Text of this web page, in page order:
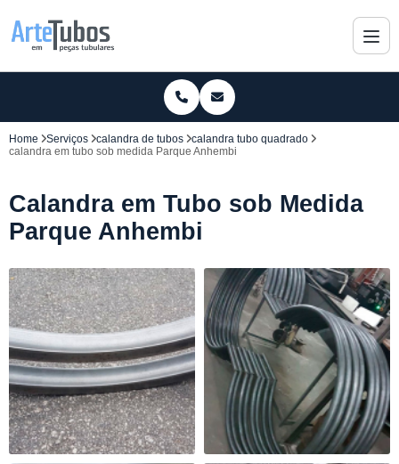
Home Serviços calandra de tubos
calandra tubo quadrado
calandra em tubo sob medida Parque Anhembi
Calandra em Tubo sob Medida
Parque Anhembi